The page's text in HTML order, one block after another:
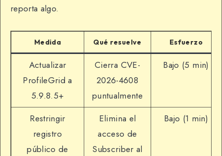
reporta algo.
Medida Qué resuelve Esfuerzo
Actualizar
ProfileGrid a
5.9.8.5+
Cierra CVE-
2026-4608
puntualmente
Bajo (5 min)
Restringir
registro
público de
Elimina el
acceso de
Subscriber al
Bajo (1 min)